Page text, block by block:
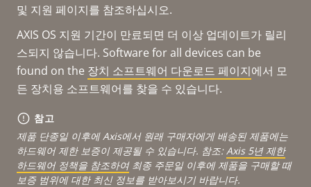
및 지원 페이지를 참조하십시오.
AXIS OS 지원 기간이 만료되면 더 이상 업데이트가 릴리
스되지 않습니다. Software for all devices can be
found on the 장치 소프트웨어 다운로드 페이지에서 모
든 장치용 소프트웨어를 찾을 수 있습니다.
참고
제품 단종일 이후에 Axis에서 원래 구매자에게 배송된 제품에는
하드웨어 제한 보증이 제공될 수 있습니다. 참조: Axis 5년 제한
하드웨어 정책을 참조하여최종 주문일 이후에 제품을 구매할 때
보증 범위에 대한 최신 정보를 받아보시기 바랍니다.